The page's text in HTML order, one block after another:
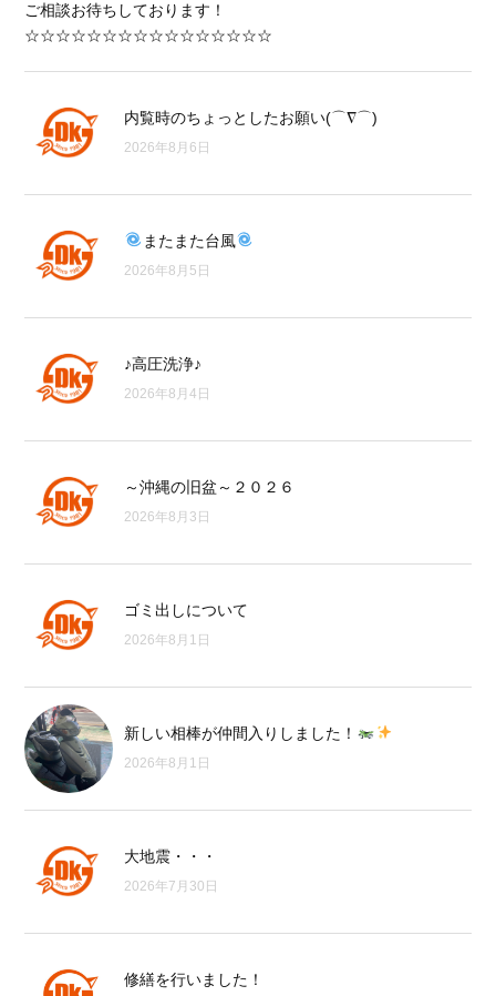
ご相談お待ちしております！
☆☆☆☆☆☆☆☆☆☆☆☆☆☆☆☆
内覧時のちょっとしたお願い(⌒∇⌒)
2026年8月6日
またまた台風
2026年8月5日
♪高圧洗浄♪
2026年8月4日
～沖縄の旧盆～２０２６
2026年8月3日
ゴミ出しについて
2026年8月1日
新しい相棒が仲間入りしました！
2026年8月1日
大地震・・・
2026年7月30日
修繕を行いました！